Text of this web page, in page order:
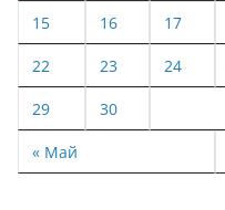
« Май
15 16 17
22 23 24
29 30